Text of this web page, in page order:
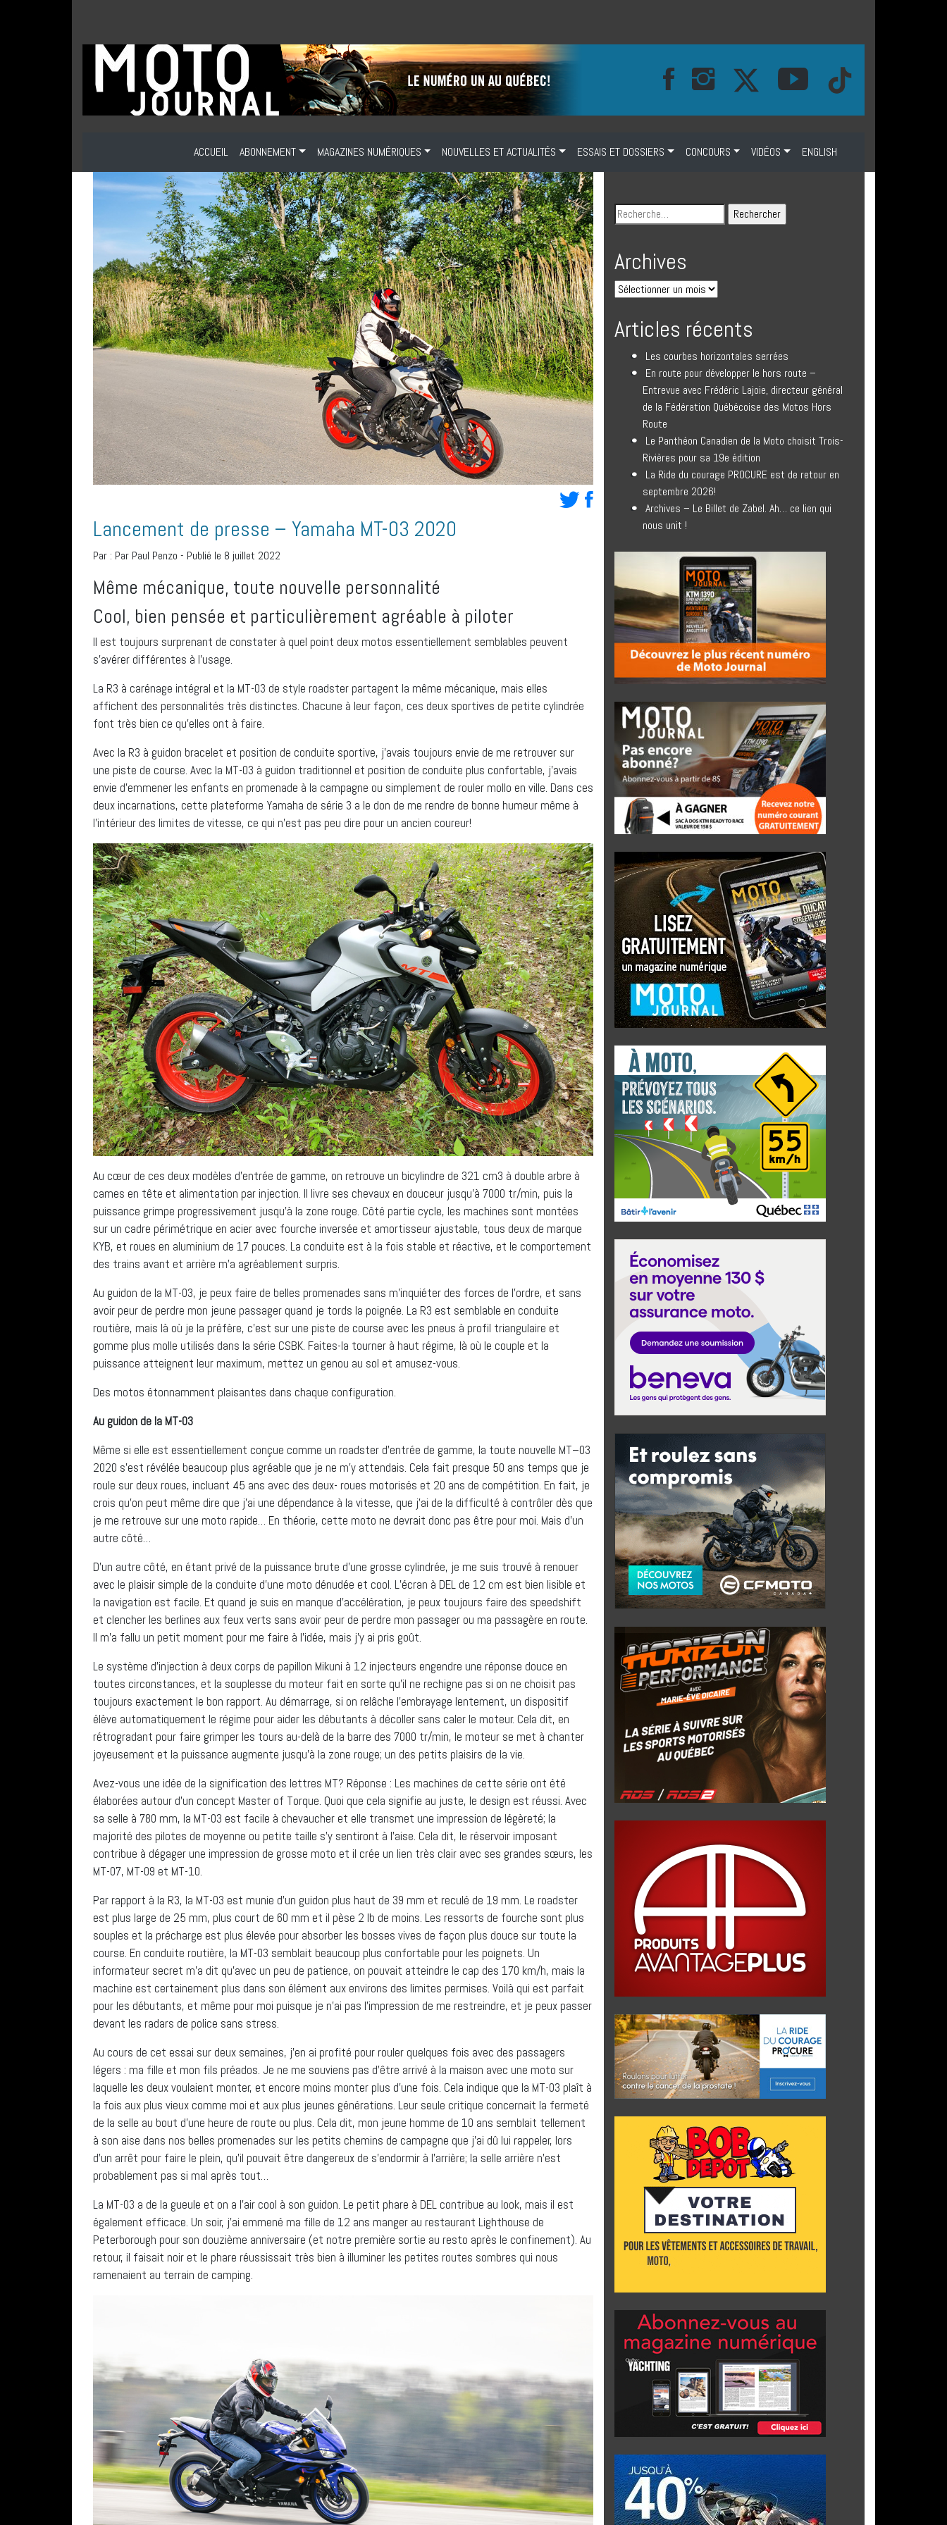
ACCUEIL ABONNEMENT MAGAZINES NUMÉRIQUES NOUVELLES ET ACTUALITÉS ESSAIS ET DOSSIERS CONCOURS VIDÉOS ENGLISH
Lancement de presse – Yamaha MT-03 2020
Par : Par Paul Penzo - Publié le 8 juillet 2022
Même mécanique, toute nouvelle personnalité
Cool, bien pensée et particulièrement agréable à piloter
Il est toujours surprenant de constater à quel point deux motos essentiellement semblables peuvent
s’avérer différentes à l’usage.
La R3 à carénage intégral et la MT-03 de style roadster partagent la même mécanique, mais elles
affichent des personnalités très distinctes. Chacune à leur façon, ces deux sportives de petite cylindrée
font très bien ce qu’elles ont à faire.
Avec la R3 à guidon bracelet et position de conduite sportive, j’avais toujours envie de me retrouver sur
une piste de course. Avec la MT-03 à guidon traditionnel et position de conduite plus confortable, j’avais
envie d’emmener les enfants en promenade à la campagne ou simplement de rouler mollo en ville. Dans ces
deux incarnations, cette plateforme Yamaha de série 3 a le don de me rendre de bonne humeur même à
l’intérieur des limites de vitesse, ce qui n’est pas peu dire pour un ancien coureur!
Au cœur de ces deux modèles d’entrée de gamme, on retrouve un bicylindre de 321 cm3 à double arbre à
cames en tête et alimentation par injection. Il livre ses chevaux en douceur jusqu’à 7000 tr/min, puis la
puissance grimpe progressivement jusqu’à la zone rouge. Côté partie cycle, les machines sont montées
sur un cadre périmétrique en acier avec fourche inversée et amortisseur ajustable, tous deux de marque
KYB, et roues en aluminium de 17 pouces. La conduite est à la fois stable et réactive, et le comportement
des trains avant et arrière m’a agréablement surpris.
Au guidon de la MT-03, je peux faire de belles promenades sans m’inquiéter des forces de l’ordre, et sans
avoir peur de perdre mon jeune passager quand je tords la poignée. La R3 est semblable en conduite
routière, mais là où je la préfère, c’est sur une piste de course avec les pneus à profil triangulaire et
gomme plus molle utilisés dans la série CSBK. Faites-la tourner à haut régime, là où le couple et la
puissance atteignent leur maximum, mettez un genou au sol et amusez-vous.
Des motos étonnamment plaisantes dans chaque configuration.
Au guidon de la MT-03
Même si elle est essentiellement conçue comme un roadster d’entrée de gamme, la toute nouvelle MT–03
2020 s’est révélée beaucoup plus agréable que je ne m’y attendais. Cela fait presque 50 ans temps que je
roule sur deux roues, incluant 45 ans avec des deux- roues motorisés et 20 ans de compétition. En fait, je
crois qu’on peut même dire que j’ai une dépendance à la vitesse, que j’ai de la difficulté à contrôler dès que
je me retrouve sur une moto rapide… En théorie, cette moto ne devrait donc pas être pour moi. Mais d’un
autre côté…
D’un autre côté, en étant privé de la puissance brute d’une grosse cylindrée, je me suis trouvé à renouer
avec le plaisir simple de la conduite d’une moto dénudée et cool. L’écran à DEL de 12 cm est bien lisible et
la navigation est facile. Et quand je suis en manque d’accélération, je peux toujours faire des speedshift
et clencher les berlines aux feux verts sans avoir peur de perdre mon passager ou ma passagère en route.
Il m’a fallu un petit moment pour me faire à l’idée, mais j’y ai pris goût.
Le système d’injection à deux corps de papillon Mikuni à 12 injecteurs engendre une réponse douce en
toutes circonstances, et la souplesse du moteur fait en sorte qu’il ne rechigne pas si on ne choisit pas
toujours exactement le bon rapport. Au démarrage, si on relâche l’embrayage lentement, un dispositif
élève automatiquement le régime pour aider les débutants à décoller sans caler le moteur. Cela dit, en
rétrogradant pour faire grimper les tours au-delà de la barre des 7000 tr/min, le moteur se met à chanter
joyeusement et la puissance augmente jusqu’à la zone rouge; un des petits plaisirs de la vie.
Avez-vous une idée de la signification des lettres MT? Réponse : Les machines de cette série ont été
élaborées autour d’un concept Master of Torque. Quoi que cela signifie au juste, le design est réussi. Avec
sa selle à 780 mm, la MT-03 est facile à chevaucher et elle transmet une impression de légèreté; la
majorité des pilotes de moyenne ou petite taille s’y sentiront à l’aise. Cela dit, le réservoir imposant
contribue à dégager une impression de grosse moto et il crée un lien très clair avec ses grandes sœurs, les
MT-07, MT-09 et MT-10.
Par rapport à la R3, la MT-03 est munie d’un guidon plus haut de 39 mm et reculé de 19 mm. Le roadster
est plus large de 25 mm, plus court de 60 mm et il pèse 2 lb de moins. Les ressorts de fourche sont plus
souples et la précharge est plus élevée pour absorber les bosses vives de façon plus douce sur toute la
course. En conduite routière, la MT-03 semblait beaucoup plus confortable pour les poignets. Un
informateur secret m’a dit qu’avec un peu de patience, on pouvait atteindre le cap des 170 km/h, mais la
machine est certainement plus dans son élément aux environs des limites permises. Voilà qui est parfait
pour les débutants, et même pour moi puisque je n’ai pas l’impression de me restreindre, et je peux passer
devant les radars de police sans stress.
Au cours de cet essai sur deux semaines, j’en ai profité pour rouler quelques fois avec des passagers
légers : ma fille et mon fils préados. Je ne me souviens pas d’être arrivé à la maison avec une moto sur
laquelle les deux voulaient monter, et encore moins monter plus d’une fois. Cela indique que la MT-03 plaît à
la fois aux plus vieux comme moi et aux plus jeunes générations. Leur seule critique concernait la fermeté
de la selle au bout d’une heure de route ou plus. Cela dit, mon jeune homme de 10 ans semblait tellement
à son aise dans nos belles promenades sur les petits chemins de campagne que j’ai dû lui rappeler, lors
d’un arrêt pour faire le plein, qu’il pouvait être dangereux de s’endormir à l’arrière; la selle arrière n’est
probablement pas si mal après tout…
La MT-03 a de la gueule et on a l’air cool à son guidon. Le petit phare à DEL contribue au look, mais il est
également efficace. Un soir, j’ai emmené ma fille de 12 ans manger au restaurant Lighthouse de
Peterborough pour son douzième anniversaire (et notre première sortie au resto après le confinement). Au
retour, il faisait noir et le phare réussissait très bien à illuminer les petites routes sombres qui nous
ramenaient au terrain de camping.
Archives
Articles récents
Les courbes horizontales serrées
En route pour développer le hors route –
Entrevue avec Frédéric Lajoie, directeur général
de la Fédération Québécoise des Motos Hors
Route
Le Panthéon Canadien de la Moto choisit Trois-
Rivières pour sa 19e édition
La Ride du courage PROCURE est de retour en
septembre 2026!
Archives – Le Billet de Zabel. Ah… ce lien qui
nous unit !